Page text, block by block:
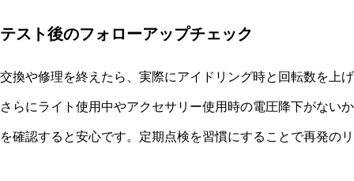
テスト後のフォローアップチェック
交換や修理を終えたら、実際にアイドリング時と回転数を上
さらにライト使用中やアクセサリー使用時の電圧降下がない
を確認すると安心です。定期点検を習慣にすることで再発の